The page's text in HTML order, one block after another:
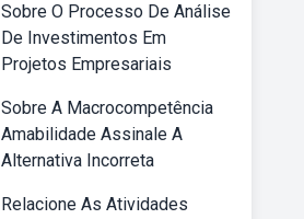
Sobre O Processo De Análise
De Investimentos Em
Projetos Empresariais
Sobre A Macrocompetência
Amabilidade Assinale A
Alternativa Incorreta
Relacione As Atividades